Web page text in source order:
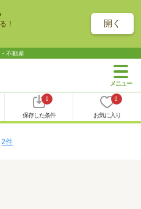
！ 開く
不動産
0
保存した条件
0
お気に入り
2件